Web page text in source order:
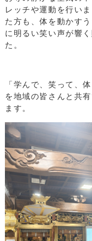
レッチや運動を行い
た方も、体を動かす
に明るい笑い声が響
た。
「学んで、笑って、
を地域の皆さんと共
ます。